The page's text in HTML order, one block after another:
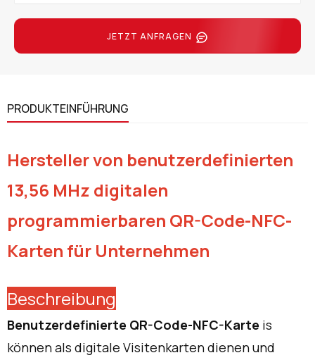
JETZT ANFRAGEN
PRODUKTEINFÜHRUNG
Hersteller von benutzerdefinierten
13,56 MHz digitalen
programmierbaren QR-Code-NFC-
Karten für Unternehmen
Beschreibung
Benutzerdefinierte QR-Code-NFC-Karte is
können als digitale Visitenkarten dienen und